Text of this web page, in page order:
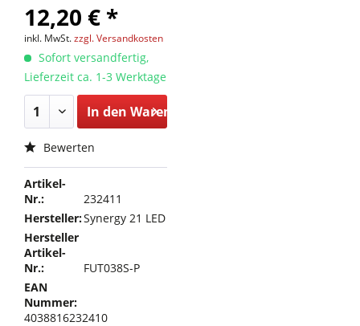
12,20 € *
inkl. MwSt.zzgl. Versandkosten
Sofort versandfertig,
Lieferzeit ca. 1-3 Werktage
In den Warenkorb
Bewerten
Artikel-
Nr.:
232411
Hersteller:Synergy 21 LED
Hersteller
Artikel-
Nr.:
FUT038S-P
EAN
Nummer:
4038816232410